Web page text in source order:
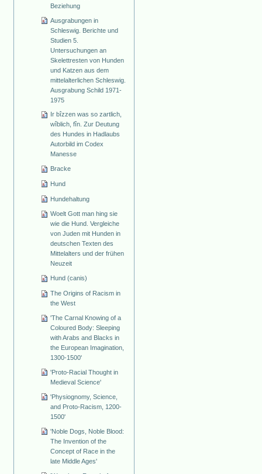
Beziehung
Ausgrabungen in
Schleswig. Berichte und
Studien 5.
Untersuchungen an
Skelettresten von Hunden
und Katzen aus dem
mittelalterlichen Schleswig.
Ausgrabung Schild 1971-
1975
Ir bîzzen was so zartlich,
wîblich, fîn. Zur Deutung
des Hundes in Hadlaubs
Autorbild im Codex
Manesse
Bracke
Hund
Hundehaltung
Woelt Gott man hing sie
wie die Hund. Vergleiche
von Juden mit Hunden in
deutschen Texten des
Mittelalters und der frühen
Neuzeit
Hund (canis)
The Origins of Racism in
the West
'The Carnal Knowing of a
Coloured Body: Sleeping
with Arabs and Blacks in
the European Imagination,
1300-1500'
'Proto-Racial Thought in
Medieval Science'
'Physiognomy, Science,
and Proto-Racism, 1200-
1500'
'Noble Dogs, Noble Blood:
The Invention of the
Concept of Race in the
late Middle Ages'